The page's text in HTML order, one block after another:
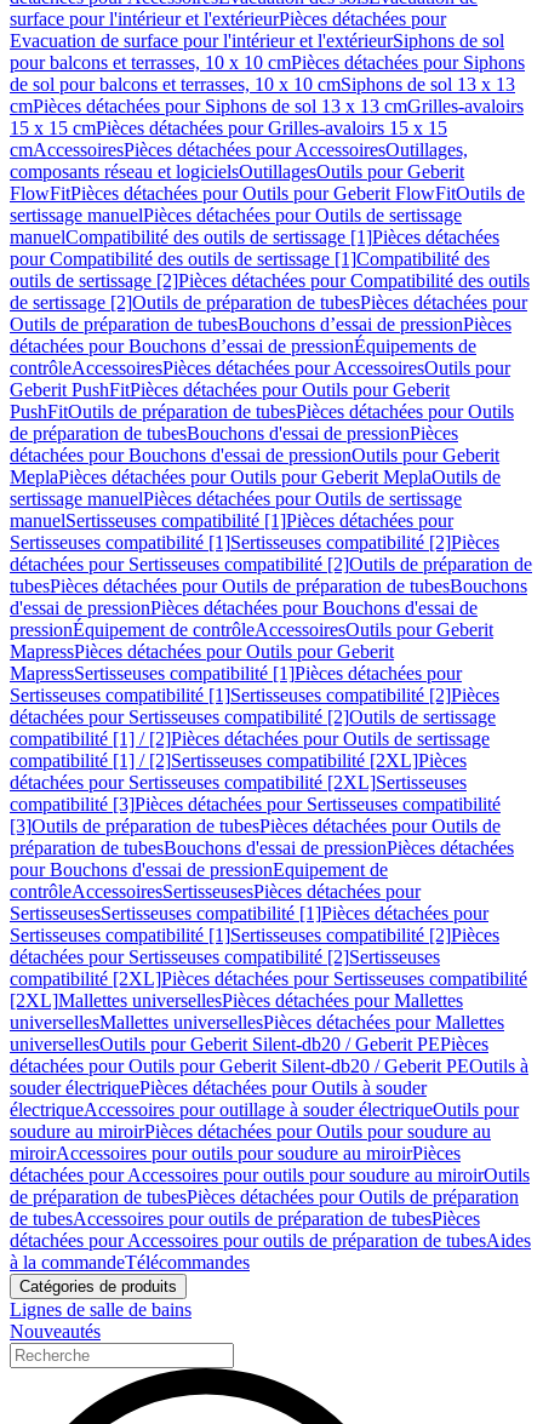
surface pour l'intérieur et l'extérieurPièces détachées pour
Evacuation de surface pour l'intérieur et l'extérieurSiphons de sol
pour balcons et terrasses, 10 x 10 cmPièces détachées pour Siphons
de sol pour balcons et terrasses, 10 x 10 cmSiphons de sol 13 x 13
cmPièces détachées pour Siphons de sol 13 x 13 cmGrilles-avaloirs
15 x 15 cmPièces détachées pour Grilles-avaloirs 15 x 15
cmAccessoiresPièces détachées pour AccessoiresOutillages,
composants réseau et logicielsOutillagesOutils pour Geberit
FlowFitPièces détachées pour Outils pour Geberit FlowFitOutils de
sertissage manuelPièces détachées pour Outils de sertissage
manuelCompatibilité des outils de sertissage [1]Pièces détachées
pour Compatibilité des outils de sertissage [1]Compatibilité des
outils de sertissage [2]Pièces détachées pour Compatibilité des outils
de sertissage [2]Outils de préparation de tubesPièces détachées pour
Outils de préparation de tubesBouchons d’essai de pressionPièces
détachées pour Bouchons d’essai de pressionÉquipements de
contrôleAccessoiresPièces détachées pour AccessoiresOutils pour
Geberit PushFitPièces détachées pour Outils pour Geberit
PushFitOutils de préparation de tubesPièces détachées pour Outils
de préparation de tubesBouchons d'essai de pressionPièces
détachées pour Bouchons d'essai de pressionOutils pour Geberit
MeplaPièces détachées pour Outils pour Geberit MeplaOutils de
sertissage manuelPièces détachées pour Outils de sertissage
manuelSertisseuses compatibilité [1]Pièces détachées pour
Sertisseuses compatibilité [1]Sertisseuses compatibilité [2]Pièces
détachées pour Sertisseuses compatibilité [2]Outils de préparation de
tubesPièces détachées pour Outils de préparation de tubesBouchons
d'essai de pressionPièces détachées pour Bouchons d'essai de
pressionÉquipement de contrôleAccessoiresOutils pour Geberit
MapressPièces détachées pour Outils pour Geberit
MapressSertisseuses compatibilité [1]Pièces détachées pour
Sertisseuses compatibilité [1]Sertisseuses compatibilité [2]Pièces
détachées pour Sertisseuses compatibilité [2]Outils de sertissage
compatibilité [1] / [2]Pièces détachées pour Outils de sertissage
compatibilité [1] / [2]Sertisseuses compatibilité [2XL]Pièces
détachées pour Sertisseuses compatibilité [2XL]Sertisseuses
compatibilité [3]Pièces détachées pour Sertisseuses compatibilité
[3]Outils de préparation de tubesPièces détachées pour Outils de
préparation de tubesBouchons d'essai de pressionPièces détachées
pour Bouchons d'essai de pressionEquipement de
contrôleAccessoiresSertisseusesPièces détachées pour
SertisseusesSertisseuses compatibilité [1]Pièces détachées pour
Sertisseuses compatibilité [1]Sertisseuses compatibilité [2]Pièces
détachées pour Sertisseuses compatibilité [2]Sertisseuses
compatibilité [2XL]Pièces détachées pour Sertisseuses compatibilité
[2XL]Mallettes universellesPièces détachées pour Mallettes
universellesMallettes universellesPièces détachées pour Mallettes
universellesOutils pour Geberit Silent-db20 / Geberit PEPièces
détachées pour Outils pour Geberit Silent-db20 / Geberit PEOutils à
souder électriquePièces détachées pour Outils à souder
électriqueAccessoires pour outillage à souder électriqueOutils pour
soudure au miroirPièces détachées pour Outils pour soudure au
miroirAccessoires pour outils pour soudure au miroirPièces
détachées pour Accessoires pour outils pour soudure au miroirOutils
de préparation de tubesPièces détachées pour Outils de préparation
de tubesAccessoires pour outils de préparation de tubesPièces
détachées pour Accessoires pour outils de préparation de tubesAides
à la commandeTélécommandes
Catégories de produits
Lignes de salle de bains
Nouveautés